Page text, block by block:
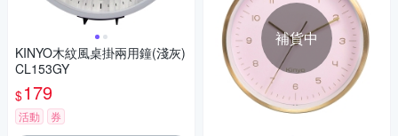
KINYO木紋風桌掛兩用鐘(淺灰)
CL153GY
$179
活動 券
補貨中